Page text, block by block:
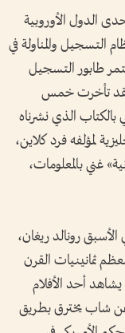
الدول الأوروبية
التسجيل والمناولة في
طابور التسجيل
فقد تأخرت خمس
الذي نشرناه
مترجماً عن الإنجليزية لمؤلفه فرد كلاين،
غني بالمعلومات،
رونالد ريغان،
ثمانينيات القرن
يشاهد أحد الأفلام
عن شاب يخترق بطريق